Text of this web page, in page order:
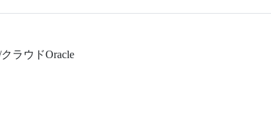
ラウドOracle